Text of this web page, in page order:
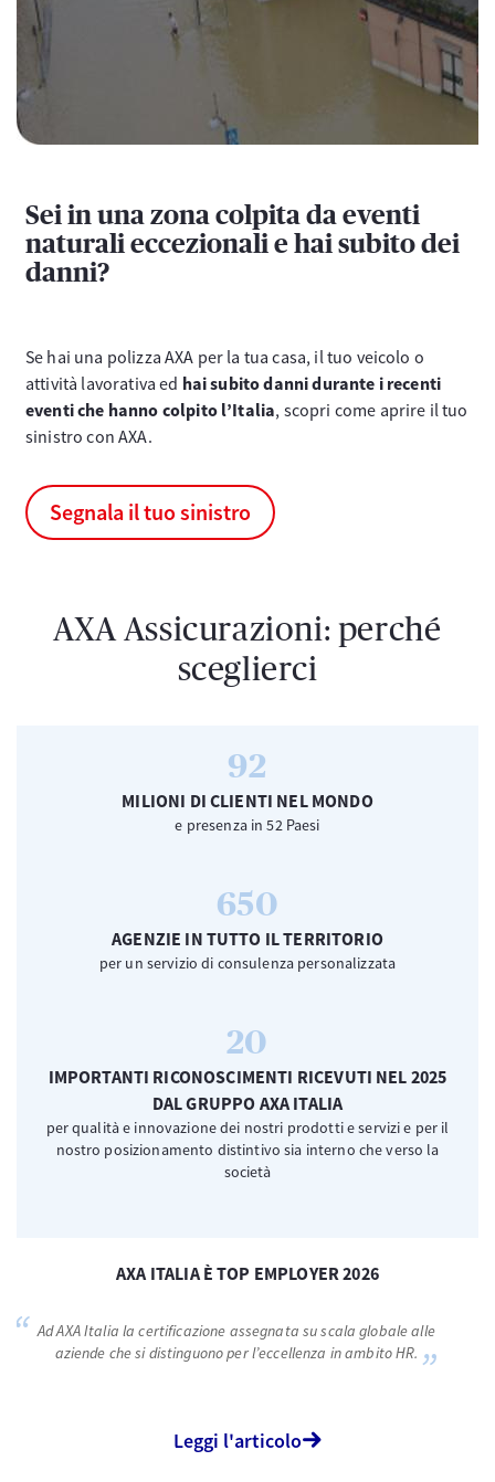
Sei in una zona colpita da eventi
naturali eccezionali e hai subito dei
danni?
Se hai una polizza AXA per la tua casa, il tuo veicolo o
attività lavorativa ed hai subito danni durante i recenti
eventi che hanno colpito l’Italia, scopri come aprire il tuo
sinistro con AXA.
Segnala il tuo sinistro
AXA Assicurazioni: perché
sceglierci
92
MILIONI DI CLIENTI NEL MONDO
e presenza in 52 Paesi
650
AGENZIE IN TUTTO IL TERRITORIO
per un servizio di consulenza personalizzata
20
IMPORTANTI RICONOSCIMENTI RICEVUTI NEL 2025
DAL GRUPPO AXA ITALIA
per qualità e innovazione dei nostri prodotti e servizi e per il
nostro posizionamento distintivo sia interno che verso la
società
AXA ITALIA È TOP EMPLOYER 2026
Ad AXA Italia la certificazione assegnata su scala globale alle
aziende che si distinguono per l’eccellenza in ambito HR.
Leggi l'articolo
proteggendo ciò che conta
Da assicuratori presenti a livello globale, la nostra ragion
Scopri di più